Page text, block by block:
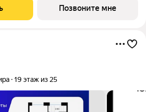
квартиры - 215. Преимущества
Позвоните мне
19 этаж из 25